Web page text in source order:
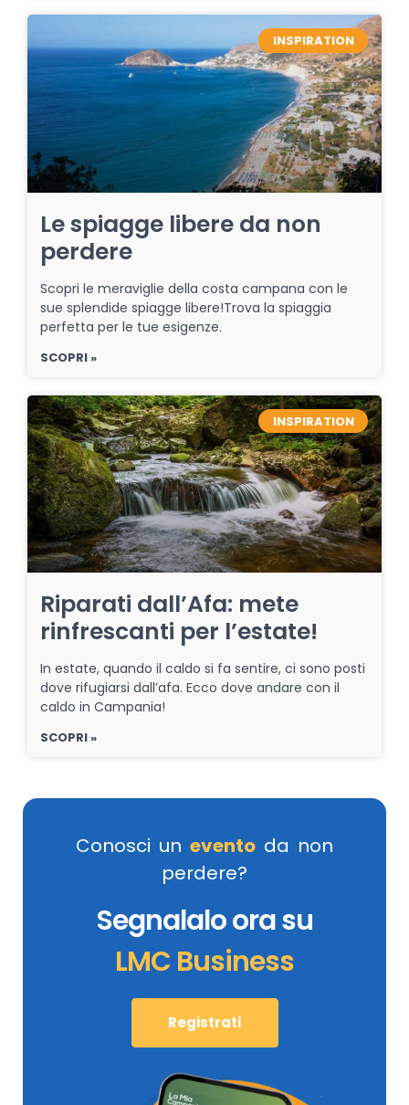
INSPIRATION
Le spiagge libere da non
perdere
Scopri le meraviglie della costa campana con le
sue splendide spiagge libere!Trova la spiaggia
perfetta per le tue esigenze.
SCOPRI »
INSPIRATION
Riparati dall’Afa: mete
rinfrescanti per l’estate!
In estate, quando il caldo si fa sentire, ci sono posti
dove rifugiarsi dall’afa. Ecco dove andare con il
caldo in Campania!
SCOPRI »
Conosci un evento da non
perdere?
Segnalalo ora su
LMC Business
Registrati